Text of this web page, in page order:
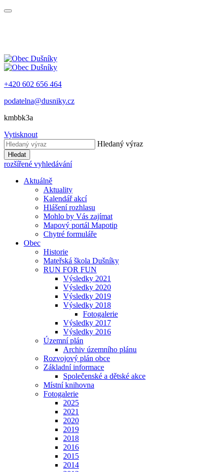
+420 602 656 464
podatelna@dusniky.cz
kmbbk3a
Vytisknout
Hledaný výraz
Hledat
rozšířené vyhledávání
Aktuálně
Aktuality
Kalendář akcí
Hlášení rozhlasu
Mohlo by Vás zajímat
Mapový portál Mapotip
Chytré formuláře
Obec
Historie
Mateřská škola Dušníky
RUN FOR FUN
Výsledky 2021
Výsledky 2020
Výsledky 2019
Výsledky 2018
Fotogalerie
Výsledky 2017
Výsledky 2016
Územní plán
Archiv územního plánu
Rozvojový plán obce
Základní informace
Společenské a dětské akce
Místní knihovna
Fotogalerie
2025
2021
2020
2019
2018
2016
2015
2014